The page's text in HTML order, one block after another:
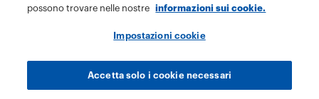
possono trovare nelle nostre
informazioni sui cookie.
Impostazioni cookie
Accetta solo i cookie necessari